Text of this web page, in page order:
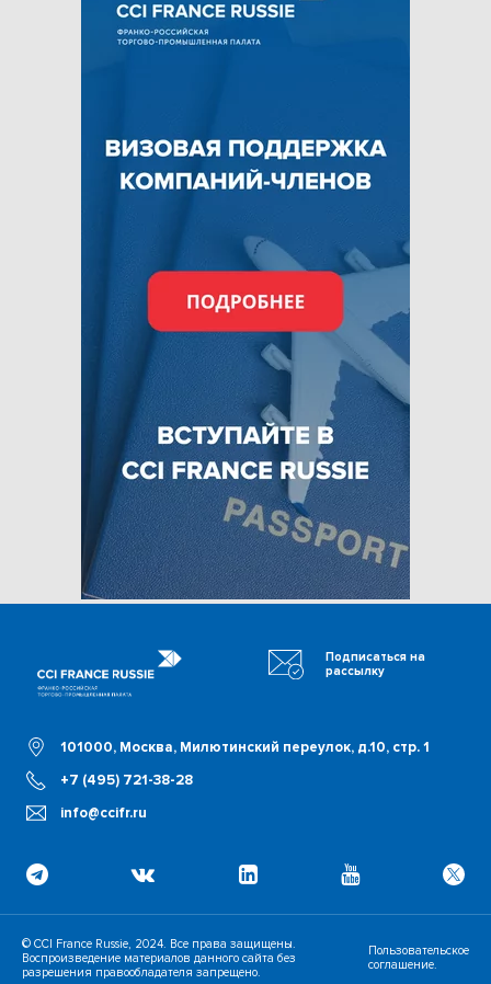
101000, Москва, Милютинский переулок, д.10, стр. 1
+7 (495) 721-38-28
info@ccifr.ru
Подписаться на
рассылку
© CCI France Russie, 2024. Все права защищены.
Воспроизведение материалов данного сайта без
разрешения правообладателя запрещено.
Пользовательское
соглашение.